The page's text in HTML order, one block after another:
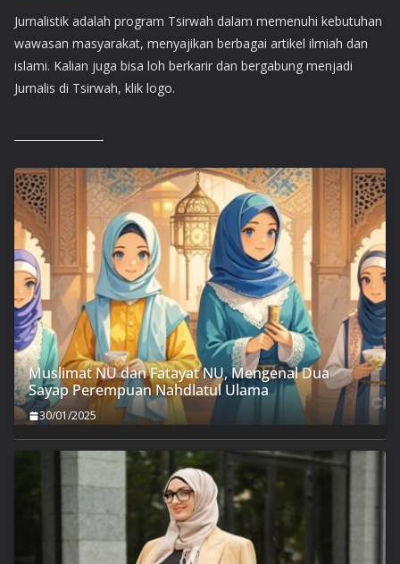
Jurnalistik adalah program Tsirwah dalam memenuhi kebutuhan
wawasan masyarakat, menyajikan berbagai artikel ilmiah dan
islami. Kalian juga bisa loh berkarir dan bergabung menjadi
Jurnalis di Tsirwah, klik logo.
Muslimat NU dan Fatayat NU, Mengenal Dua
Sayap Perempuan Nahdlatul Ulama
30/01/2025